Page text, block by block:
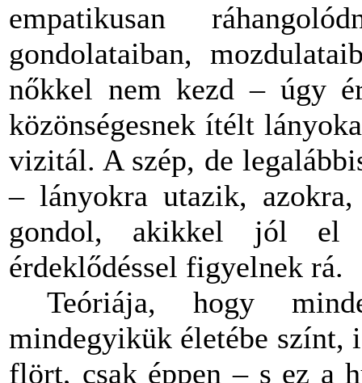
empatikusan
gondolataiban,
nőkkel nem kezd – úgy
közönségesnek ítélt
vizitál. A szép, de
– lányokra utazik,
gondol, akikkel jól el
érdeklődéssel figyelnek rá.
Teóriája, hogy
mindegyikük életébe színt,
flört, csak éppen – s ez a